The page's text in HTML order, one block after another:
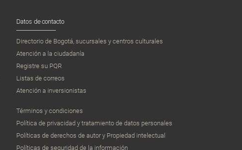
Datos de contacto
Directorio de Bogotá, sucursales y centros culturales
Atención a la ciudadanía
Registre su PQR
Listas de correos
Atención a inversionistas
Términos y condiciones
Política de privacidad y tratamiento de datos personales
Políticas de derechos de autor y Propiedad intelectual
Políticas de seguridad de la información